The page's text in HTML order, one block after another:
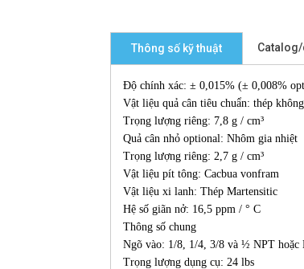
Thông số kỹ thuật
Độ chính xác: ± 0,015% (± 0,008%
Vật liệu quả cân tiêu chuẩn: thép
Trọng lượng riêng: 7,8 g / cm³
Quả cân nhỏ optional: Nhôm gia nhiệt
Trọng lượng riêng: 2,7 g / cm³
Vật liệu pít tông: Cacbua vonfram
Vật liệu xi lanh: Thép Martensitic
Hệ số giãn nở: 16,5 ppm / ° C
Thông số chung
Ngõ vào: 1/8, 1/4, 3/8 và ½ NPT hoặc
Trọng lượng dụng cụ: 24 lbs